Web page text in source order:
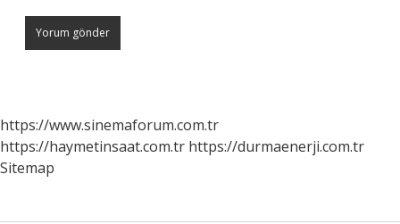
https://www.sinemaforum.com.tr
https://haymetinsaat.com.tr https://durmaenerji.com.tr
Sitemap